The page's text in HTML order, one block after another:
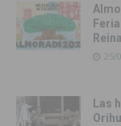
25/
Las